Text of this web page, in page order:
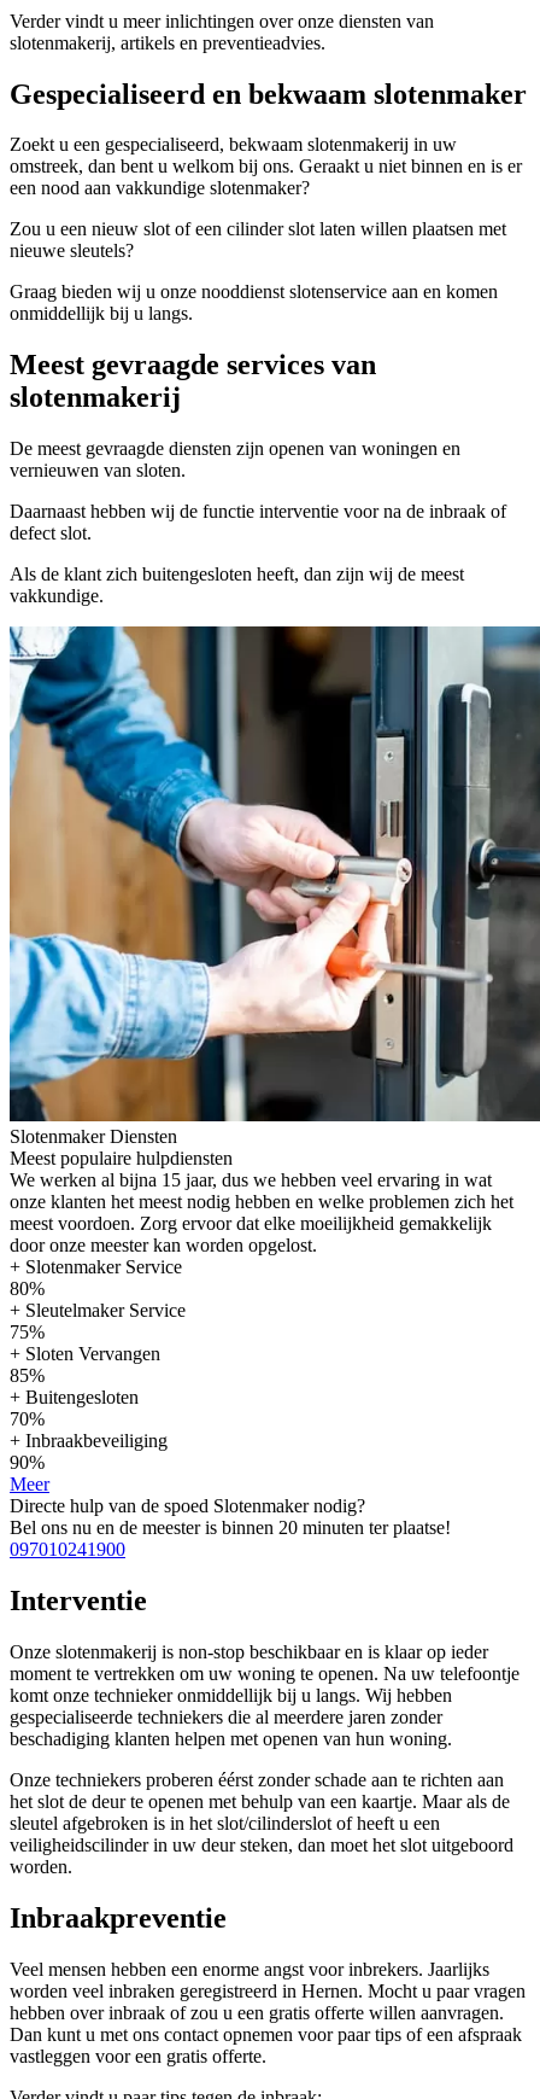
Verder vindt u meer inlichtingen over onze diensten van
slotenmakerij, artikels en preventieadvies.
Gespecialiseerd en bekwaam slotenmaker
Zoekt u een gespecialiseerd, bekwaam slotenmakerij in uw
omstreek, dan bent u welkom bij ons. Geraakt u niet binnen en is er
een nood aan vakkundige slotenmaker?
Zou u een nieuw slot of een cilinder slot laten willen plaatsen met
nieuwe sleutels?
Graag bieden wij u onze nooddienst slotenservice aan en komen
onmiddellijk bij u langs.
Meest gevraagde services van
slotenmakerij
De meest gevraagde diensten zijn openen van woningen en
vernieuwen van sloten.
Daarnaast hebben wij de functie interventie voor na de inbraak of
defect slot.
Als de klant zich buitengesloten heeft, dan zijn wij de meest
vakkundige.
Slotenmaker Diensten
Meest populaire hulpdiensten
We werken al bijna 15 jaar, dus we hebben veel ervaring in wat
onze klanten het meest nodig hebben en welke problemen zich het
meest voordoen. Zorg ervoor dat elke moeilijkheid gemakkelijk
door onze meester kan worden opgelost.
+ Slotenmaker Service
80%
+ Sleutelmaker Service
75%
+ Sloten Vervangen
85%
+ Buitengesloten
70%
+ Inbraakbeveiliging
90%
Meer
Directe hulp van de spoed Slotenmaker nodig?
Bel ons nu en de meester is binnen 20 minuten ter plaatse!
097010241900
Interventie
Onze slotenmakerij is non-stop beschikbaar en is klaar op ieder
moment te vertrekken om uw woning te openen. Na uw telefoontje
komt onze technieker onmiddellijk bij u langs. Wij hebben
gespecialiseerde techniekers die al meerdere jaren zonder
beschadiging klanten helpen met openen van hun woning.
Onze techniekers proberen éérst zonder schade aan te richten aan
het slot de deur te openen met behulp van een kaartje. Maar als de
sleutel afgebroken is in het slot/cilinderslot of heeft u een
veiligheidscilinder in uw deur steken, dan moet het slot uitgeboord
worden.
Inbraakpreventie
Veel mensen hebben een enorme angst voor inbrekers. Jaarlijks
worden veel inbraken geregistreerd in Hernen. Mocht u paar vragen
hebben over inbraak of zou u een gratis offerte willen aanvragen.
Dan kunt u met ons contact opnemen voor paar tips of een afspraak
vastleggen voor een gratis offerte.